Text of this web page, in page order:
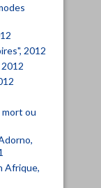
2012
mort ou
Afrique,